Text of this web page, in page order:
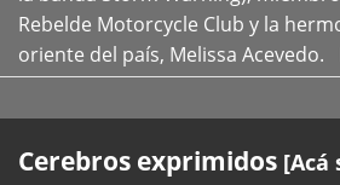
Rebelde Motorcycle Club y la
oriente del país, Melissa
Cerebros exprimidos [Acá